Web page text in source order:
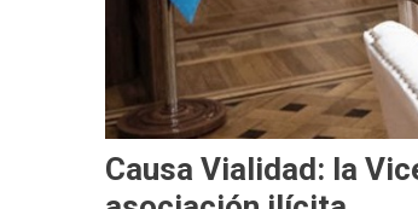
Causa Vialidad: la